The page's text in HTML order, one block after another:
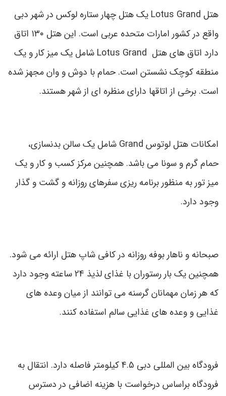
هتل Lotus Grand یک هتل چهار ستاره لوکس در شهر دبی
واقع در کشور امارات متحده عربی است. این هتل ۱۳۰ اتاق
دارد اتاق های هتل Lotus Grand شامل یک میز کار و یک
منطقه کوچک نشستن است. حمام با دوش و وان مجهز شده
است. برخی از اتاقها دارای منظره ای از شهر هستند.
امکانات هتل لوتوس Grand شامل یک سالن بدنسازی،
حمام گرم و سونا می باشد. همچنین مرکز کسب و کار و یک
میز تور به منظور برنامه ریزی سفرهای روزانه و گشت و گذار
وجود دارد.
صبحانه و ناهار بوفه روزانه در کافی شاپ هتل ارائه می شود.
همچنین یک بار رستوران با غذای لذیذ 24 ساعته وجود دارد
که هر زمان مهمانان گرسنه می توانند از میان وعده های
غذایی و وعده های غذایی سالم استفاده کنند.
فرودگاه بین المللی دبی 4.5 کیلومتر فاصله دارد. انتقال به
فرودگاه براساس درخواست با هزینه اضافی در دسترس